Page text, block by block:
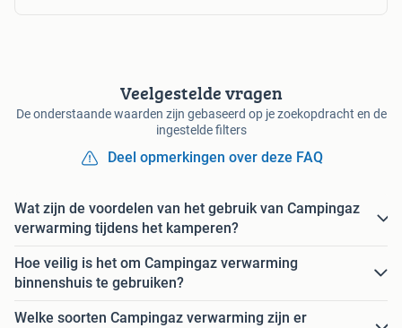
Veelgestelde vragen
De onderstaande waarden zijn gebaseerd op je zoekopdracht en de
ingestelde filters
Deel opmerkingen over deze FAQ
Wat zijn de voordelen van het gebruik van Campingaz
verwarming tijdens het kamperen?
Hoe veilig is het om Campingaz verwarming
binnenshuis te gebruiken?
Welke soorten Campingaz verwarming zijn er